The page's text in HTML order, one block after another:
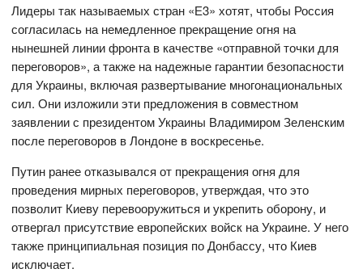
Лидеры так называемых стран «Е3» хотят, чтобы Россия
согласилась на немедленное прекращение огня на
нынешней линии фронта в качестве «отправной точки для
переговоров», а также на надежные гарантии безопасности
для Украины, включая развертывание многонациональных
сил. Они изложили эти предложения в совместном
заявлении с президентом Украины Владимиром Зеленским
после переговоров в Лондоне в воскресенье.
Путин ранее отказывался от прекращения огня для
проведения мирных переговоров, утверждая, что это
позволит Киеву перевооружиться и укрепить оборону, и
отвергал присутствие европейских войск на Украине. У него
также принципиальная позиция по Донбассу, что Киев
исключает.